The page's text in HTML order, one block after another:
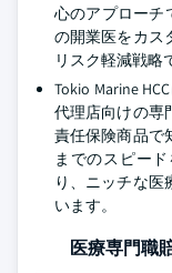
心のアプローチ
の開業医をカス
リスク軽減戦略
Tokio Marine
代理店向けの専
責任保険商品で
までのスピー
り、ニッチな医
います。
医療専門職